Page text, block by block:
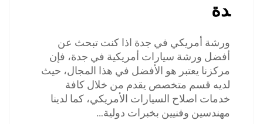
دة
ورشة أمريكي في جدة اذا كنت تبحث عن
أفضل ورشة سيارات أمريكية في جدة، فإن
مركزنا يعتبر هو الأفضل في هذا المجال، حيث
لديه قسم متخصص يقدم من خلال كافة
خدمات اصلاح السيارات الأمريكي، كما لدينا
مهندسين وفنيين بخبرات دولية…